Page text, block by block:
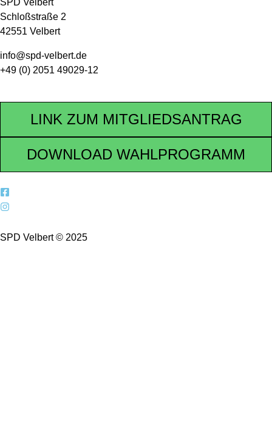
Schloßstraße 2
42551 Velbert
info@spd-velbert.de
+49 (0) 2051 49029-12
LINK ZUM MITGLIEDSANTRAG
DOWNLOAD WAHLPROGRAMM
SPD Velbert © 2025